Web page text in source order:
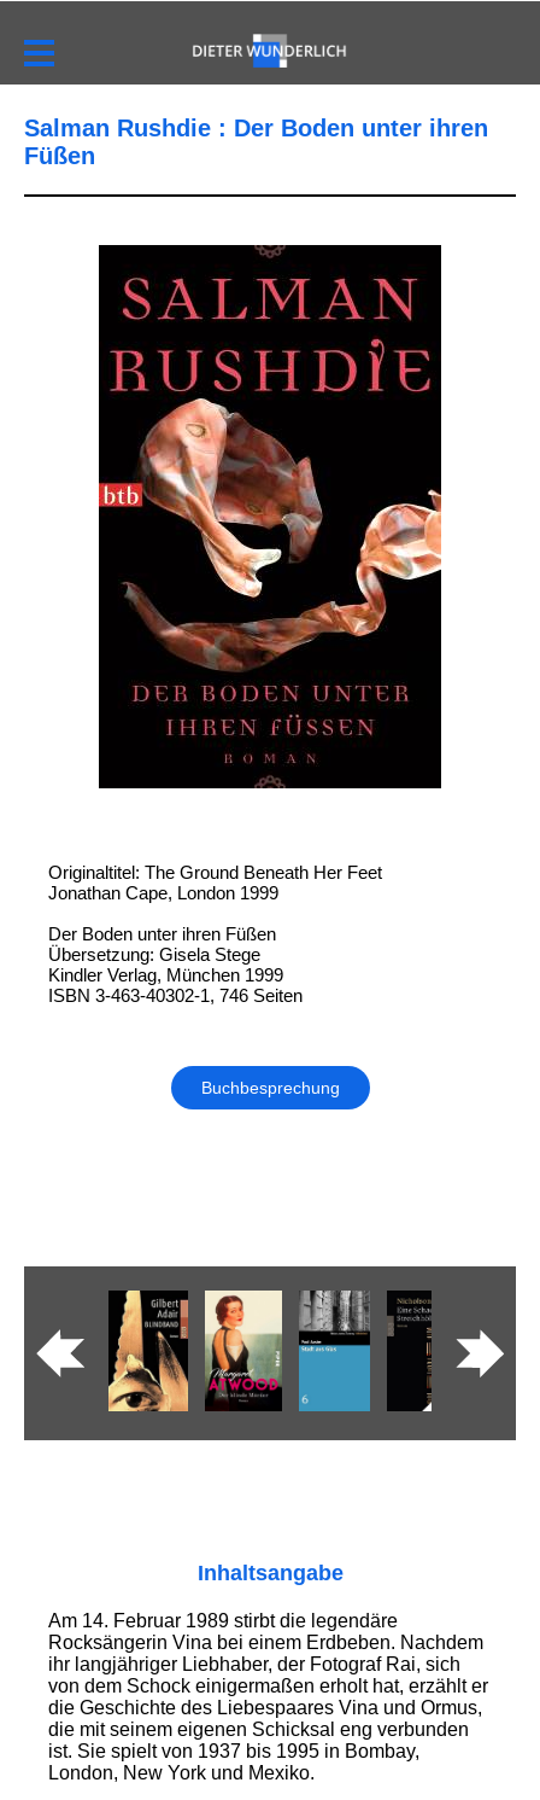
Salman Rushdie : Der Boden unter ihren
Füßen
Originaltitel: The Ground Beneath Her Feet
Jonathan Cape, London 1999
Der Boden unter ihren Füßen
Übersetzung: Gisela Stege
Kindler Verlag, München 1999
ISBN 3-463-40302-1, 746 Seiten
Buchbesprechung
Inhaltsangabe
Am 14. Februar 1989 stirbt die legendäre
Rocksängerin Vina bei einem Erdbeben. Nachdem
ihr langjähriger Liebhaber, der Fotograf Rai, sich
von dem Schock einigermaßen erholt hat, erzählt er
die Geschichte des Liebespaares Vina und Ormus,
die mit seinem eigenen Schicksal eng verbunden
ist. Sie spielt von 1937 bis 1995 in Bombay,
London, New York und Mexiko.